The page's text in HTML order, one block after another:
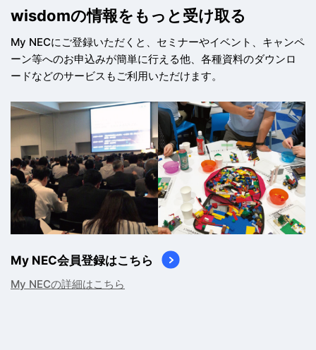
wisdomの情報を もっと受け取る
My NECにご登録いただくと、セミナーやイベント、 キャンペ
ーン等へのお申込みが簡単に行える他、 各種資料のダウンロ
ードなどのサービスもご利用いただけます。
My NEC会員登録はこちら
My NECの詳細はこちら